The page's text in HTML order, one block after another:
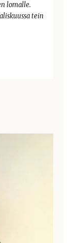
lomalle.
tein